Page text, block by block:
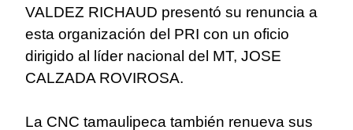
VALDEZ RICHAUD presentó su renuncia a
esta organización del PRI con un oficio
dirigido al líder nacional del MT, JOSE
CALZADA ROVIROSA.
La CNC tamaulipeca también renueva sus